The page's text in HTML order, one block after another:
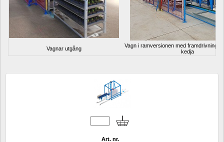
Vagnar utgång
Vagn i ramversionen med
kedja
Art. nr.